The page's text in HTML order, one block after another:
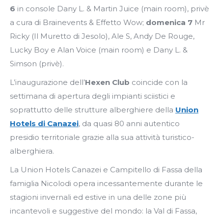
6 in console Dany L. & Martin Juice (main room), privè
a cura di Brainevents & Effetto Wow; domenica 7 Mr
Ricky (Il Muretto di Jesolo), Ale S, Andy De Rouge,
Lucky Boy e Alan Voice (main room) e Dany L. &
Simson (privè).
L’inaugurazione dell’Hexen Club coincide con la
settimana di apertura degli impianti sciistici e
soprattutto delle strutture alberghiere della Union
Hotels di Canazei, da quasi 80 anni autentico
presidio territoriale grazie alla sua attività turistico-
alberghiera.
La Union Hotels Canazei e Campitello di Fassa della
famiglia Nicolodi opera incessantemente durante le
stagioni invernali ed estive in una delle zone più
incantevoli e suggestive del mondo: la Val di Fassa,